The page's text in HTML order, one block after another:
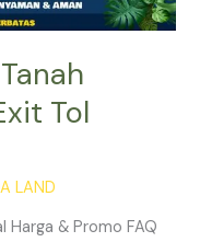
Tol
LAND
Harga & Promo FAQ